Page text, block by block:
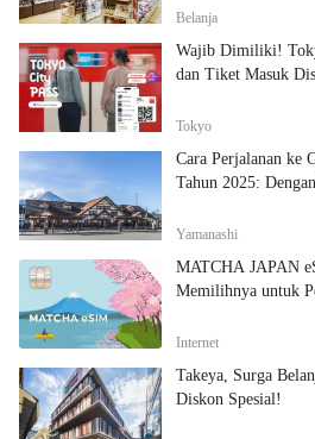
Belanja
Wajib Dimiliki!
dan Tiket Masuk
Tokyo
Cara Perjalanan ke
Tahun 2025:
Yamanashi
MATCHA JAPAN
Memilihnya untuk
Internet
Takeya, Surga
Diskon Spesial!